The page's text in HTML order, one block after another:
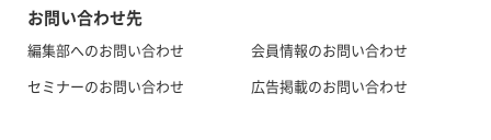
お問い合わせ先
編集部へのお問い合わせ
セミナーのお問い合わせ
会員情報のお問い合わせ
広告掲載のお問い合わせ